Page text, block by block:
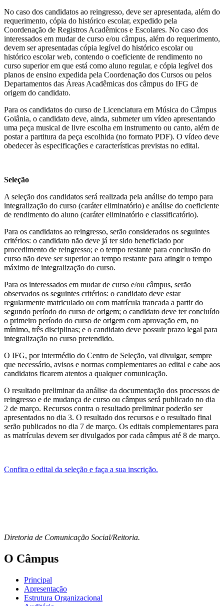
No caso dos candidatos ao reingresso, deve ser apresentada, além do
requerimento, cópia do histórico escolar, expedido pela
Coordenação de Registros Acadêmicos e Escolares. No caso dos
interessados em mudar de curso e/ou câmpus, além do requerimento,
devem ser apresentadas cópia legível do histórico escolar ou
histórico escolar web, contendo o coeficiente de rendimento no
curso superior em que está como aluno regular, e cópia legível dos
planos de ensino expedida pela Coordenação dos Cursos ou pelos
Departamentos das Áreas Acadêmicas dos câmpus do IFG de
origem do candidato.
Para os candidatos do curso de Licenciatura em Música do Câmpus
Goiânia, o candidato deve, ainda, submeter um vídeo apresentando
uma peça musical de livre escolha em instrumento ou canto, além de
postar a partitura da peça escolhida (no formato PDF). O vídeo deve
obedecer às especificações e características previstas no edital.
Seleção
A seleção dos candidatos será realizada pela análise do tempo para
integralização do curso (caráter eliminatório) e análise do coeficiente
de rendimento do aluno (caráter eliminatório e classificatório).
Para os candidatos ao reingresso, serão considerados os seguintes
critérios: o candidato não deve já ter sido beneficiado por
procedimento de reingresso; e o tempo restante para conclusão do
curso não deve ser superior ao tempo restante para atingir o tempo
máximo de integralização do curso.
Para os interessados em mudar de curso e/ou câmpus, serão
observados os seguintes critérios: o candidato deve estar
regularmente matriculado ou com matrícula trancada a partir do
segundo período do curso de origem; o candidato deve ter concluído
o primeiro período do curso de origem com aprovação em, no
mínimo, três disciplinas; e o candidato deve possuir prazo legal para
integralização no curso pretendido.
O IFG, por intermédio do Centro de Seleção, vai divulgar, sempre
que necessário, avisos e normas complementares ao edital e cabe aos
candidatos ficarem atentos a qualquer comunicação.
O resultado preliminar da análise da documentação dos processos de
reingresso e de mudança de curso ou câmpus será publicado no dia
2 de março. Recursos contra o resultado preliminar poderão ser
apresentados no dia 3. O resultado dos recursos e o resultado final
serão publicados no dia 7 de março. Os editais complementares para
as matrículas devem ser divulgados por cada câmpus até 8 de março.
Confira o edital da seleção e faça a sua inscrição.
Diretoria de Comunicação Social/Reitoria.
O Câmpus
Principal
Apresentação
Estrutura Organizacional